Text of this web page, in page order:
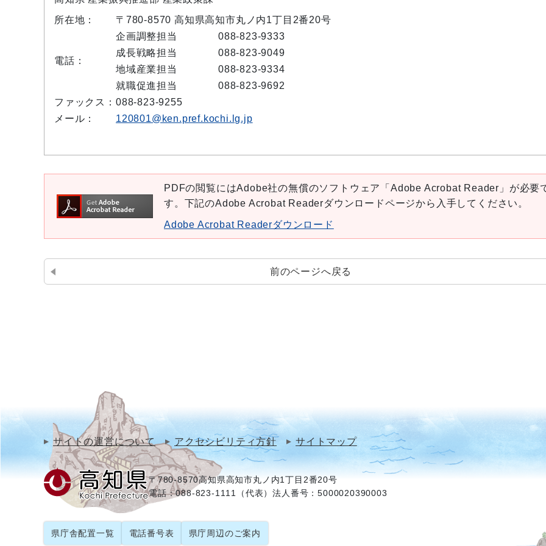
所在地：
〒780-8570 高知県高知市丸ノ内1丁目2番20号
電話：
企画調整担当
088-823-9333
成長戦略担当
088-823-9049
地域産業担当
088-823-9334
就職促進担当
088-823-9692
ファックス： 088-823-9255
メール：
120801@ken.pref.kochi.lg.jp
PDFの閲覧にはAdobe社の無償のソフトウェア「Adobe Acrobat Reader」が必要
す。下記のAdobe Acrobat Readerダウンロードページから入手してください。
Adobe Acrobat Readerダウンロード
前のページへ戻る
サイトの運営について アクセシビリティ方針 サイトマップ
〒780-8570高知県高知市丸ノ内1丁目2番20号
電話：088-823-1111（代表）法人番号：5000020390003
県庁舎配置一覧 電話番号表 県庁周辺のご案内